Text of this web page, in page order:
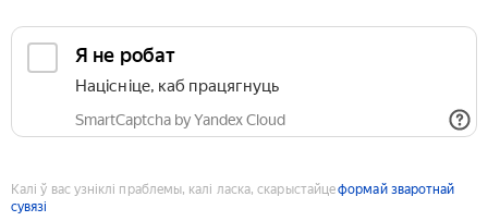
Я не робат
Націсніце, каб працягнуць
SmartCaptcha by Yandex Cloud
Калі ў вас узніклі праблемы, калі ласка, скарыстайцеформай зваротнай
сувязі